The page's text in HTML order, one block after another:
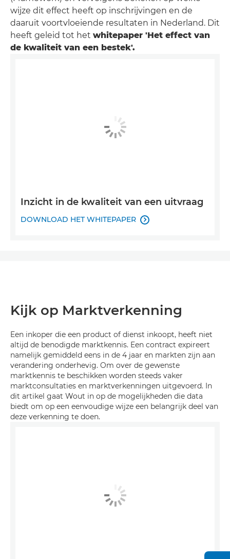
wijze dit effect heeft op inschrijvingen en de
daaruit voortvloeiende resultaten in Nederland. Dit
heeft geleid tot het whitepaper 'Het effect van
de kwaliteit van een bestek'.
Inzicht in de kwaliteit van een uitvraag
DOWNLOAD HET WHITEPAPER 
Kijk op Marktverkenning
Een inkoper die een product of dienst inkoopt, heeft niet
altijd de benodigde marktkennis. Een contract expireert
namelijk gemiddeld eens in de 4 jaar en markten zijn aan
verandering onderhevig. Om over de gewenste
marktkennis te beschikken worden steeds vaker
marktconsultaties en marktverkenningen uitgevoerd. In
dit artikel gaat Wout in op de mogelijkheden die data
biedt om op een eenvoudige wijze een belangrijk deel van
deze verkenning te doen.